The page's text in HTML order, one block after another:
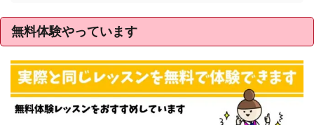
無料体験やっています